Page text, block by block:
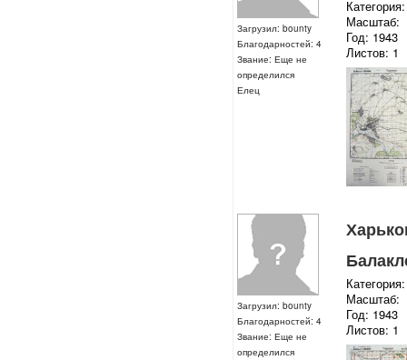
Загрузил: bounty
Благодарностей: 4
Звание: Еще не
определился
Елец
Масштаб:
Год: 1943
Листов: 1
Загрузил: bounty
Благодарностей: 4
Звание: Еще не
определился
Масштаб:
Год: 1943
Листов: 1